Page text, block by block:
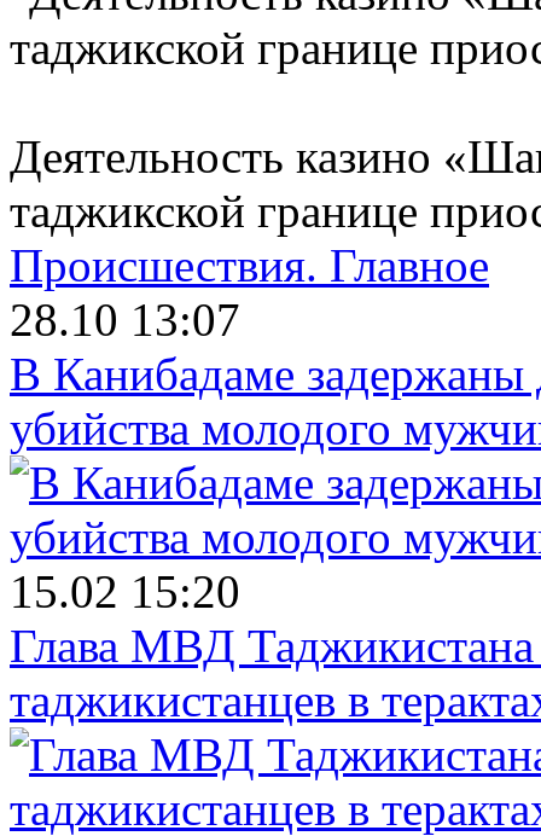
Деятельность казино
таджикской границе
Происшествия. Главное
28.10 13:07
В Канибадаме задержаны
убийства молодого
15.02 15:20
Глава МВД Таджикистана
таджикистанцев в